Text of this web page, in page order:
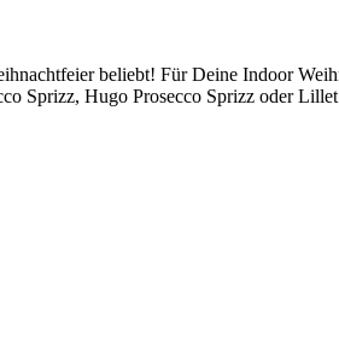
beliebt! Für Deine Indoor
Sprizz, Hugo Prosecco Sprizz oder